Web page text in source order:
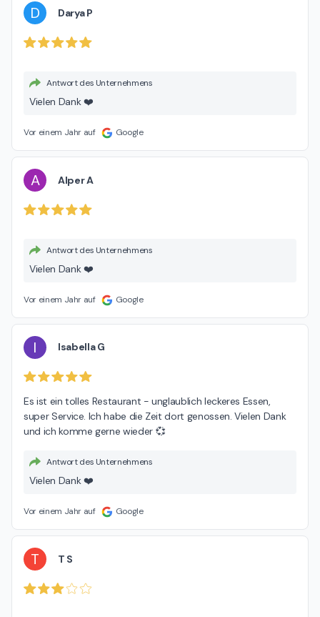
D Darya P
Antwort des Unternehmens
Vielen Dank ❤️
Vor einem Jahr auf Google
A Alper A
Antwort des Unternehmens
Vielen Dank ❤️
Vor einem Jahr auf Google
I Isabella G
Es ist ein tolles Restaurant - unglaublich leckeres Essen,
super Service. Ich habe die Zeit dort genossen. Vielen Dank
und ich komme gerne wieder 💞
Antwort des Unternehmens
Vielen Dank ❤️
Vor einem Jahr auf Google
T T S